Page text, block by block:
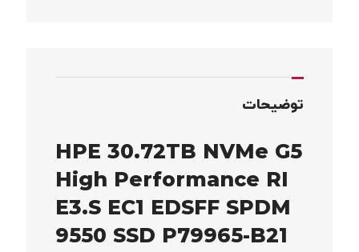
توضیحات
HPE 30.72TB NVMe G5
High Performance RI
E3.S EC1 EDSFF SPDM
9550 SSD P79965-B21